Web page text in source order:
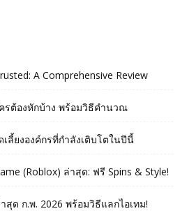
A Comprehensive Review
รต้องหักบ้าง พร้อมวิธีคำนวณ
ลี้ยงองค์กรที่กำลังเติบโตในปีนี้
(Roblox) ล่าสุด: ฟรี Spins & Style!
สุด ก.พ. 2026 พร้อมวิธีแลกไอเทม!